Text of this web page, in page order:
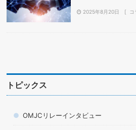
2025年8月20日 コ
トピックス
OMJCリレーインタビュー